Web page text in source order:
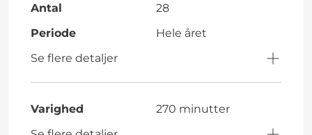
Antal
28
Periode
Hele året
Se flere detaljer
Varighed
270 minutter